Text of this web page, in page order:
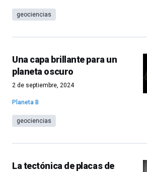
geociencias
Una capa brillante para un
planeta oscuro
2 de septiembre, 2024
Planeta B
geociencias
La tectónica de placas de